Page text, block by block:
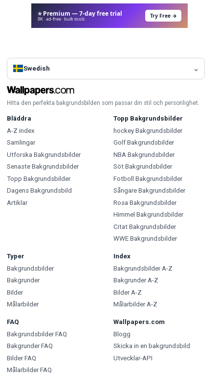
⭐ Premium — 7-day free trial
8K · ad-free · bulk tools Try Free →
Swedish
Hitta den perfekta bakgrundsbilden som passar din stil och personlighet.
Bläddra
A-Z index
Samlingar
Utforska Bakgrundsbilder
Senaste Bakgrundsbilder
Topp Bakgrundsbilder
Dagens Bakgrundsbild
Artiklar
Topp Bakgrundsbilder
hockey Bakgrundsbilder
Golf Bakgrundsbilder
NBA Bakgrundsbilder
Söt Bakgrundsbilder
Fotboll Bakgrundsbilder
Sångare Bakgrundsbilder
Rosa Bakgrundsbilder
Himmel Bakgrundsbilder
Citat Bakgrundsbilder
WWE Bakgrundsbilder
Typer
Bakgrundsbilder
Bakgrunder
Bilder
Målarbilder
Index
Bakgrundsbilder A-Z
Bakgrunder A-Z
Bilder A-Z
Målarbilder A-Z
FAQ
Bakgrundsbilder FAQ
Bakgrunder FAQ
Bilder FAQ
Målarbilder FAQ
Wallpapers.com
Blogg
Skicka in en bakgrundsbild
Utvecklar-API